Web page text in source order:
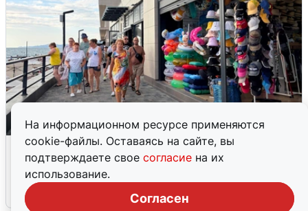
На информационном ресурсе применяются
cookie-файлы. Оставаясь на сайте, вы
подтверждаете свое согласие на их
использование.
Согласен
В Сочи объявили угрозу атаки БПЛА и
закрыли пляжи
6 августа